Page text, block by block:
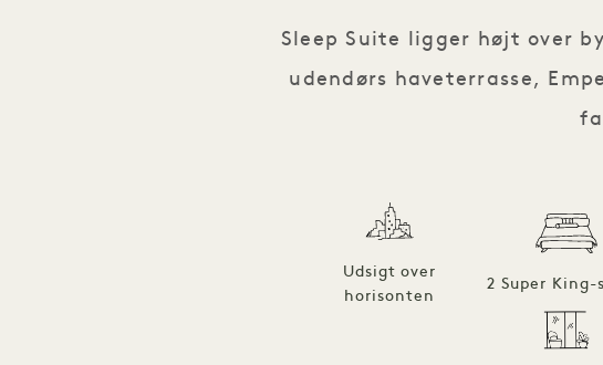
Sleep Suite ligger højt over
udendørs haveterrasse,
Udsigt over
horisonten
2 Super King-